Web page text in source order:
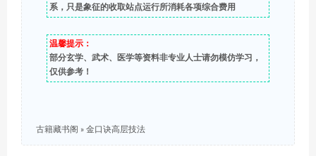
系，只是象征的收取站点运行所消耗各项综合费用
温馨提示：
部分玄学、武术、医学等资料非专业人士请勿模仿学习，
仅供参考！
古籍藏书阁 » 金口诀高层技法